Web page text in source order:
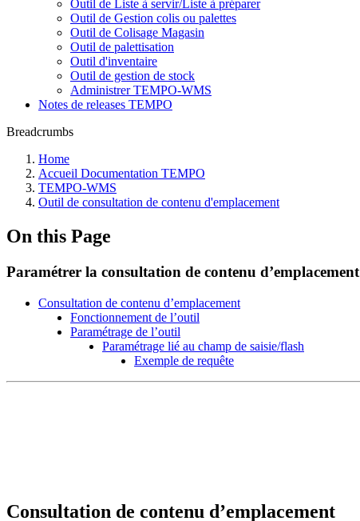
Outil de Liste à servir/Liste à préparer
Outil de Gestion colis ou palettes
Outil de Colisage Magasin
Outil de palettisation
Outil d'inventaire
Outil de gestion de stock
Administrer TEMPO-WMS
Notes de releases TEMPO
Breadcrumbs
Home
Accueil Documentation TEMPO
TEMPO-WMS
Outil de consultation de contenu d'emplacement
On this Page
Paramétrer la consultation de contenu d’emplacement
Consultation de contenu d’emplacement
Fonctionnement de l’outil
Paramétrage de l’outil
Paramétrage lié au champ de saisie/flash
Exemple de requête
Consultation de contenu d’emplacement